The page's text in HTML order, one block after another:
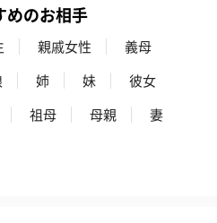
氷入浴剤4点セット
バスフラワー
めのお相手
親戚女性
義母
姉 妹
彼女
祖母 母親
妻